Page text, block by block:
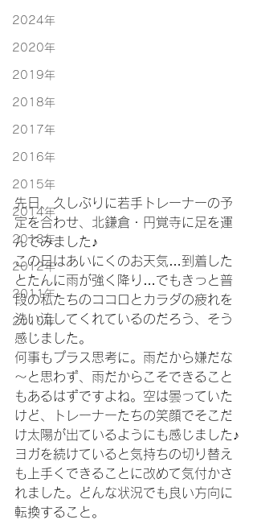
2024年
2020年
2019年
2018年
2017年
2016年
2015年
2014年
2013年
2012年
2011年
2010年
先日、久しぶりに若手トレーナーの予
定を合わせ、北鎌倉・円覚寺に足を運
んでみました♪
この日はあいにくのお天気…到着した
とたんに雨が強く降り…でもきっと普
段の私たちのココロとカラダの疲れを
洗い流してくれているのだろう、そう
感じました。
何事もプラス思考に。雨だから嫌だな
～と思わず、雨だからこそできること
もあるはずですよね。空は曇っていた
けど、トレーナーたちの笑顔でそこだ
け太陽が出ているようにも感じました♪
ヨガを続けていると気持ちの切り替え
も上手くできることに改めて気付かさ
れました。どんな状況でも良い方向に
転換すること。